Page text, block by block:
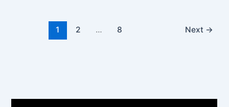
1 2 … 8 Next →